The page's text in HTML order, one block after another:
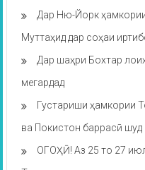
Дар Ню-Йорк
Муттаҳид дар соҳаи
Дар шаҳри Бохтар
мегардад
Густариши ҳамкории
ва Покистон баррасӣ шуд
ОГОҲӢ! Аз 25 то 27